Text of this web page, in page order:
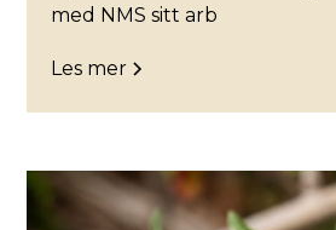
med NMS sitt arb
Les mer